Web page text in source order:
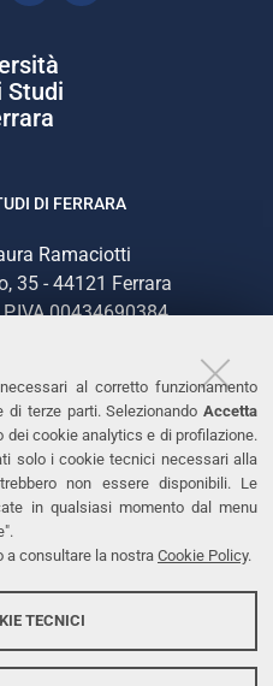
al corretto funzionamento
terze parti. Selezionando Accetta
dei cookie analytics e di profilazione.
solo i cookie tecnici necessari alla
non essere disponibili. Le
in qualsiasi momento dal menu
a consultare la nostra Cookie Policy.
TECNICI
Studi
DI FERRARA
Ramaciotti
35 - 44121 Ferrara
00434690384